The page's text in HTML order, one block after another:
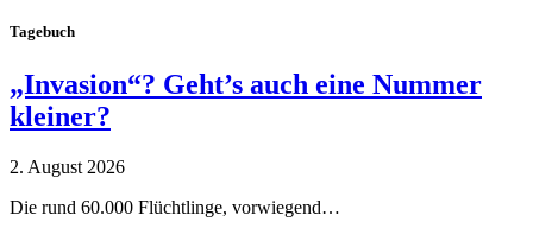
Tagebuch
„Invasion“? Geht’s auch eine Nummer
kleiner?
2. August 2026
Die rund 60.000 Flüchtlinge, vorwiegend…